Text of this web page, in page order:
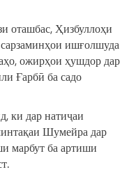
оташбас, Ҳизбуллоҳи
ишғолшуда
ожирҳои ҳушдор дар
Ғарбӣ ба садо
ки дар натиҷаи
Шумейра дар
марбут ба артиши